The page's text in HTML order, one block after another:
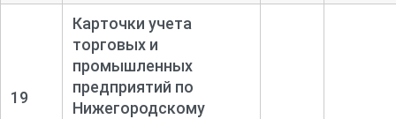
19
Карточки учета
торговых и
промышленных
предприятий по
Нижегородскому